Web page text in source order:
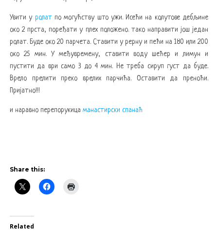
Увити у ролатпо могућству што ужи. Исећи на колутове дебљине
око 2 прста, поређати у плех положено. тако направити још један
ролат. Буде око 20 парчета. Ставити у рерну и пећи на 180 или 200
око 25 мин. У међувремену, ставити воду шећер и лимун и
пустити да ври само 3 до 4 мин. Не треба сируп густ да буде.
Врело прелити преко врелих парчића. Оставити да преноћи.
Пријатно!!!
и наравно перепорукица манастирски спанаћ
Share this:
Related